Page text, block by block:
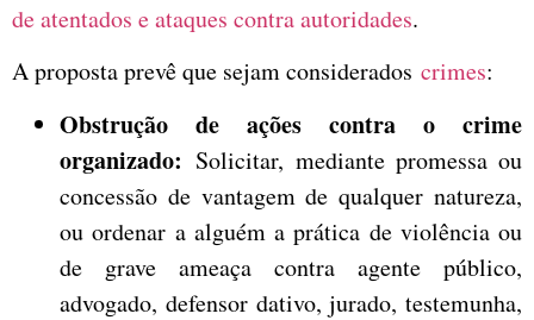
de atentados e ataques contra autoridades.
A proposta prevê que sejam considerados crimes:
Obstrução de ações contra o crime
organizado: Solicitar, mediante promessa ou
concessão de vantagem de qualquer natureza,
ou ordenar a alguém a prática de violência ou
de grave ameaça contra agente público,
advogado, defensor dativo, jurado, testemunha,